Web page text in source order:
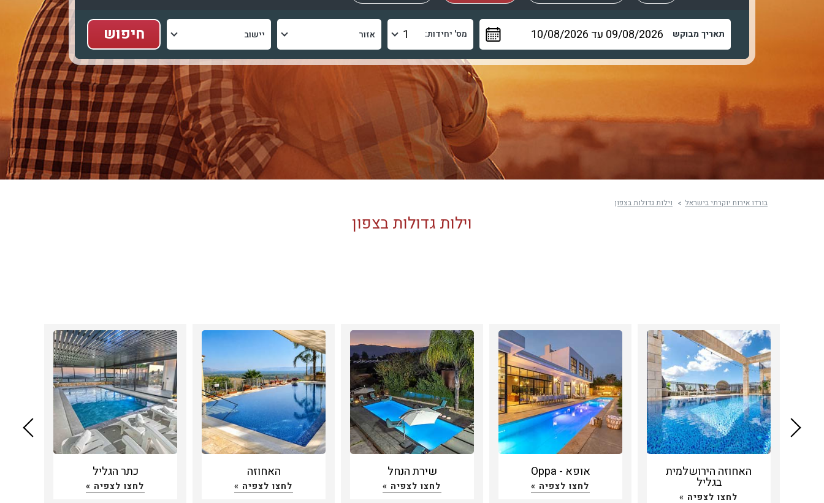
תאריך מבוקש מס' יחידות:
בורדו אירוח יוקרתי בישראל וילות גדולות בצפון
וילות גדולות בצפון
האחוזה הירושלמית
בגליל
לחצו לצפיה »
אופא - Oppa
לחצו לצפיה »
שירת הנחל
לחצו לצפיה »
האחוזה
לחצו לצפיה »
כתר הגליל
לחצו לצפיה »